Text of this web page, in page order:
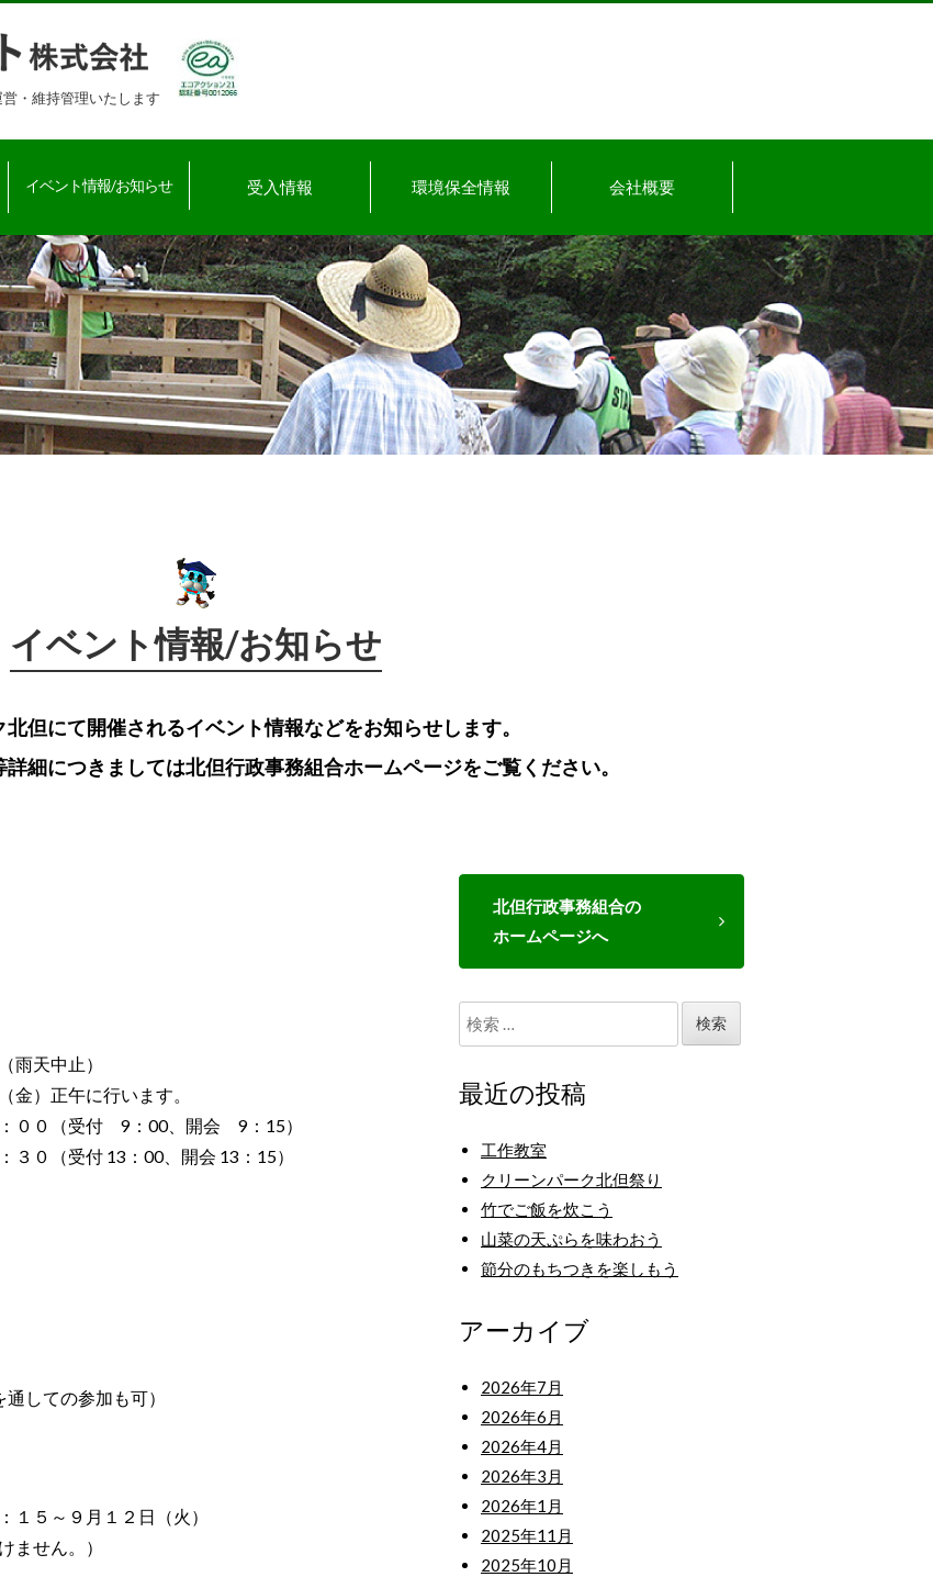
・維持管理いたします
イベント情報/お知らせ 受入情報 環境保全情報 会社概要
イベント情報/お知らせ
但にて開催されるイベント情報などをお知らせします。
細につきましては北但行政事務組合ホームページをご覧ください。
天中止）
午に行います。
受付 9：00、開会 9：15）
受付 13：00、開会 13：15）
の参加も可）
５～９月１２日（火）
ん。）
北但行政事務組合の
ホームページへ
検
索:
最近の投稿
工作教室
クリーンパーク北但祭り
竹でご飯を炊こう
山菜の天ぷらを味わおう
節分のもちつきを楽しもう
アーカイブ
2026年7月
2026年6月
2026年4月
2026年3月
2026年1月
2025年11月
2025年10月